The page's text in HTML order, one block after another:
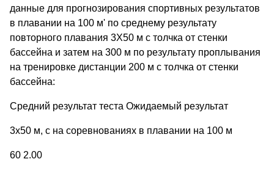
данные для прогнозирования спортивных результатов
в плавании на 100 м' по среднему результату
повторного плавания 3X50 м с толчка от стенки
бассейна и затем на 300 м по результату проплывания
на тренировке дистанции 200 м с толчка от стенки
бассейна:
Средний результат теста Ожидаемый результат
3x50 м, с на соревнованиях в плавании на 100 м
60 2.00